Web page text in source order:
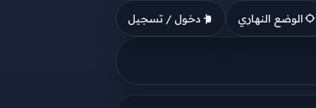
الوضع النهاري دخول / تسجيل